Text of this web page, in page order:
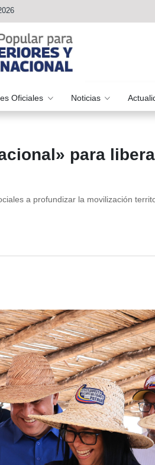
Oficiales Noticias
para
a profundizar la movilización